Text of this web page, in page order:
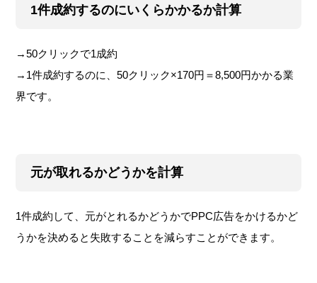
1件成約するのにいくらかかるか計算
→50クリックで1成約
→1件成約するのに、50クリック×170円＝8,500円かかる業
界です。
元が取れるかどうかを計算
1件成約して、元がとれるかどうかでPPC広告をかけるかど
うかを決めると失敗することを減らすことができます。